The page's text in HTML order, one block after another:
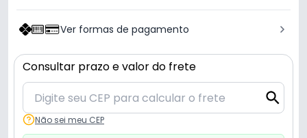
Ver formas de pagamento
Consultar prazo e valor do frete
Não sei meu CEP